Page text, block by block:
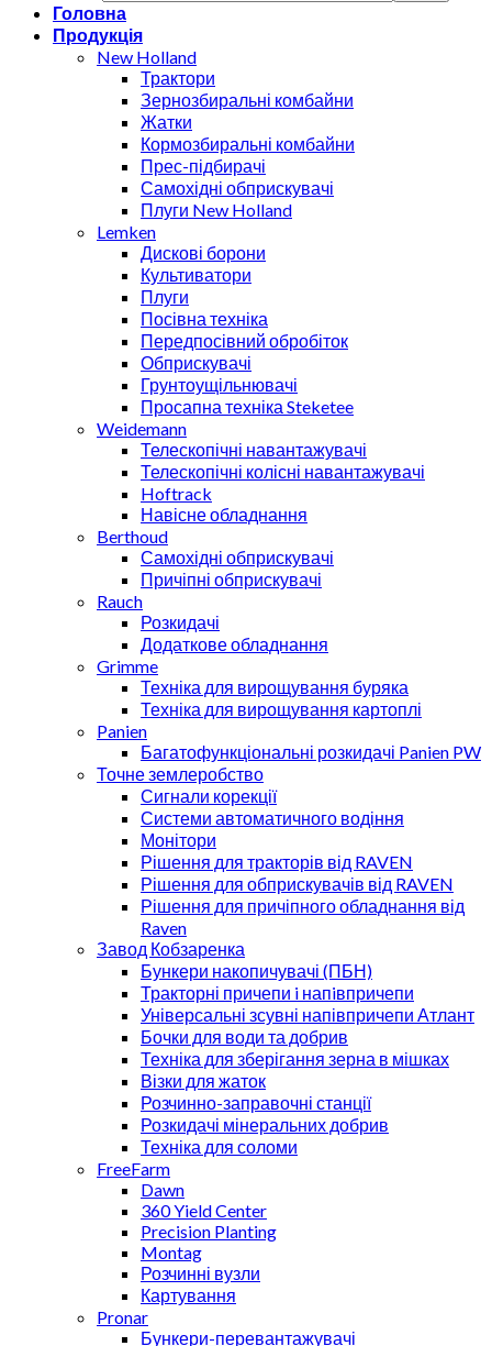
Головна
Продукція
New Holland
Трактори
Зернозбиральні комбайни
Жатки
Кормозбиральні комбайни
Прес-підбирачі
Самохідні обприскувачі
Плуги New Holland
Lemken
Дискові борони
Культиватори
Плуги
Посівна техніка
Передпосівний обробіток
Обприскувачі
Грунтоущільнювачі
Просапна техніка Steketee
Weidemann
Телескопічні навантажувачі
Телескопічні колісні навантажувачі
Hoftrack
Навісне обладнання
Berthoud
Самохідні обприскувачі
Причіпні обприскувачі
Rauch
Розкидачі
Додаткове обладнання
Grimme
Техніка для вирощування буряка
Техніка для вирощування картоплі
Panien
Багатофункціональні розкидачі Panien PW
Точне землеробство
Сигнали корекції
Системи автоматичного водіння
Монітори
Рішення для тракторів від RAVEN
Рішення для обприскувачів від RAVEN
Рішення для причіпного обладнання від
Raven
Завод Кобзаренка
Бункери накопичувачі (ПБН)
Тракторні причепи i напiвпричепи
Універсальні зсувні напівпричепи Атлант
Бочки для води та добрив
Техніка для зберігання зерна в мішках
Візки для жаток
Розчинно-заправочні станції
Розкидачі мінеральних добрив
Техніка для соломи
FreeFarm
Dawn
360 Yield Center
Precision Planting
Montag
Розчинні вузли
Картування
Pronar
Бункери-перевантажувачі